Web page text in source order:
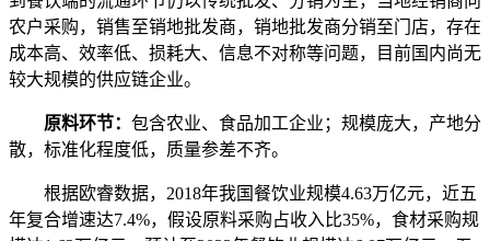
农户采购，销售至销地批发商，销地批发商分销至门店，存在
成本高、效率低、损耗大、信息不对称等问题，目前国内尚无
较大规模的供应链企业。
原料环节： 包含农业、食品加工企业；规模庞大，产地分
散，标准化程度低，质量参差不齐。
根据欧睿数据，2018年我国餐饮业规模4.63万亿元，近五
年复合增速达7.4%，假设原料采购占收入比35%，食材采购规